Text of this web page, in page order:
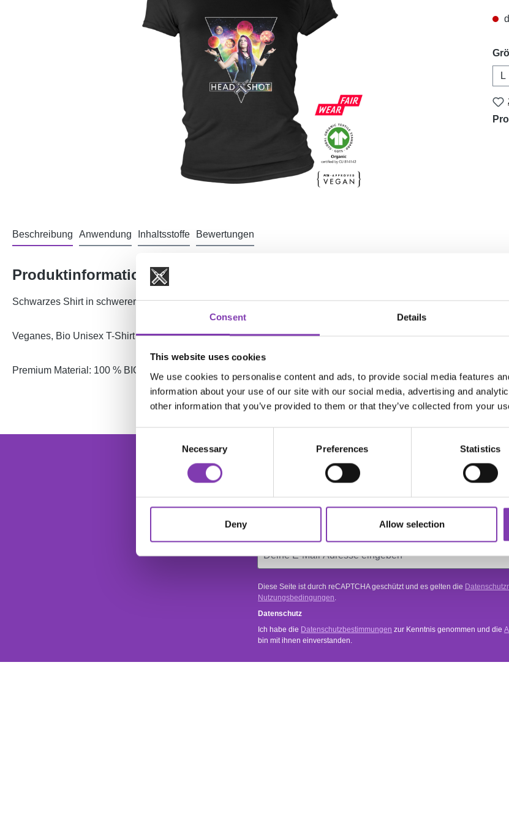
Consent Details
This website uses cookies
We use cookies to personalise content and ads, to provide social media features
information about your use of our site with our social media, advertising and
other information that you’ve provided to them or that they’ve collected from your
Consent
Necessary Preferences Statistics
Deny Allow selection
L
Beschreibung Anwendung Inhaltsstoffe Bewertungen
Produktinformationen "Headshot Galaxy Bio Damen T-Shirt"
Schwarzes Shirt in schwerer Qualität mit mehrfarbigem Druck.
Veganes, Bio Unisex T-Shirt von "Earth Positive" mit reduziertem CO₂ Ausstoß
Premium Material: 100 % BIO-Baumwolle (GOTS), Jersey 155g/m²
footer.general.newsletter
DER HEADSHOT
NEWSLETTER
Abonniere den kostenlosen Newsletter und verpasse keine
Deine E-Mail Adresse eingeben
Diese Seite ist durch reCAPTCHA geschützt und es gelten die
Nutzungsbedingungen.
Datenschutz
Ich habe die Datenschutzbestimmungen zur Kenntnis genommen und die
bin mit ihnen einverstanden.